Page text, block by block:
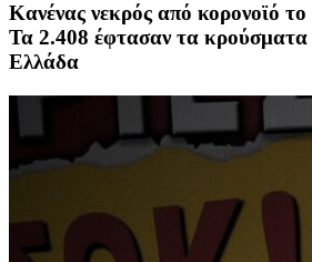
Κανένας νεκρός από κορονοϊό
Τα 2.408 έφτασαν τα κρούσματα
Ελλάδα